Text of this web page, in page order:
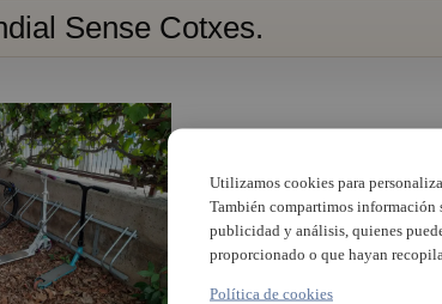
Sense Cotxes.
Utilizamos cookies para
También compartimos información
publicidad y análisis, quienes
proporcionado o que hayan
Política de cookies